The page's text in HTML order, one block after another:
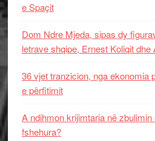
e Spaçit
Dom Ndre Mjeda, sipas dy
letrave shqipe, Ernest Koliqit dhe
36 vjet tranzicion, nga ekonomia
e përfitimit
A ndihmon krijimtaria në
fshehura?